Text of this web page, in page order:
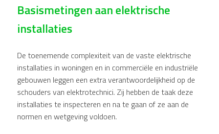
Basismetingen aan elektrische
installaties
De toenemende complexiteit van de vaste elektrische
installaties in woningen en in commerciële en industriële
gebouwen leggen een extra verantwoordelijkheid op de
schouders van elektrotechnici. Zij hebben de taak deze
installaties te inspecteren en na te gaan of ze aan de
normen en wetgeving voldoen.